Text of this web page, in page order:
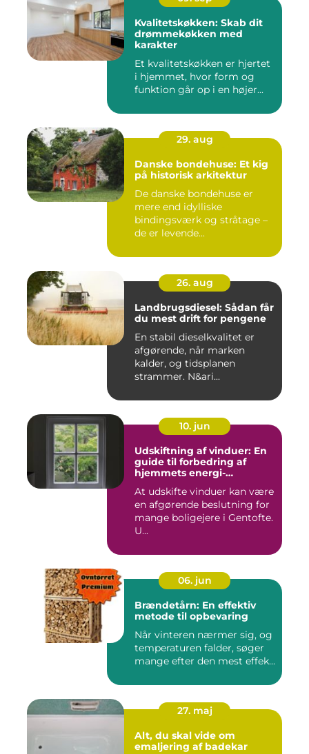
Kvalitetskøkken: Skab dit
drømmekøkken med
karakter
Et kvalitetskøkken er hjertet
i hjemmet, hvor form og
funktion går op i en højer...
29. aug
Danske bondehuse: Et kig
på historisk arkitektur
De danske bondehuse er
mere end idylliske
bindingsværk og stråtage –
de er levende...
26. aug
Landbrugsdiesel: Sådan får
du mest drift for pengene
En stabil dieselkvalitet er
afgørende, når marken
kalder, og tidsplanen
strammer. N&ari...
10. jun
Udskiftning af vinduer: En
guide til forbedring af
hjemmets energi-
At udskifte vinduer kan være
en afgørende beslutning for
mange boligejere i Gentofte.
U...
06. jun
Brændetårn: En effektiv
metode til opbevaring
Når vinteren nærmer sig, og
temperaturen falder, søger
mange efter den mest effek...
27. maj
Alt, du skal vide om
emaljering af badekar